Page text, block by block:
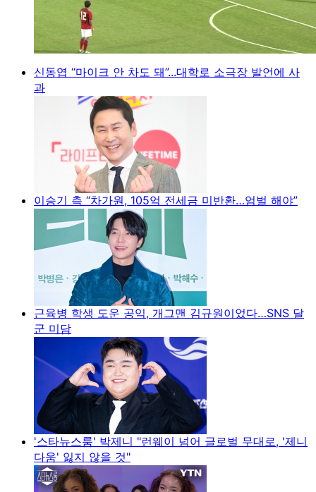
신동엽 “마이크 안 차도 돼”...대학로 소극장 발언에 사
과
이승기 측 “차가원, 105억 전세금 미반환…엄벌 해야”
근육병 학생 도운 공익, 개그맨 김규원이었다…SNS 달
군 미담
'스타뉴스룸' 박제니 "런웨이 넘어 글로벌 무대로, '제니
다움' 잃지 않을 것"